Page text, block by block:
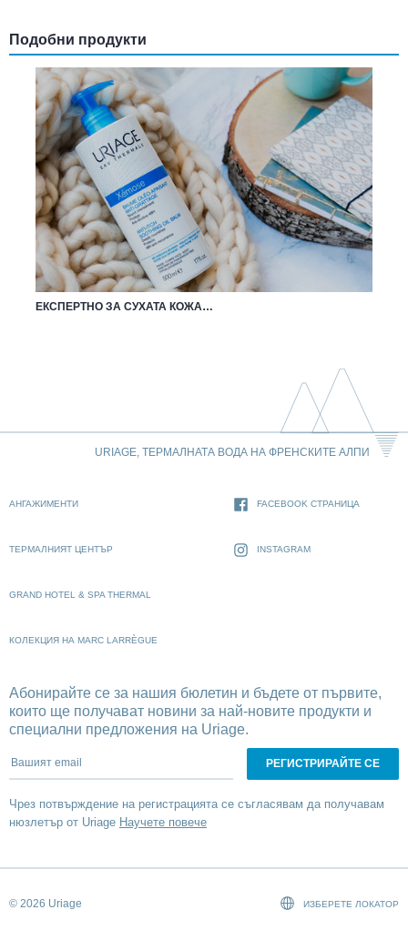
Подобни продукти
ЕКСПЕРТНО ЗА СУХАТА КОЖА…
URIAGE, ТЕРМАЛНАТА ВОДА НА ФРЕНСКИТЕ АЛПИ
АНГАЖИМЕНТИ
ТЕРМАЛНИЯТ ЦЕНТЪР
GRAND HOTEL & SPA THERMAL
КОЛЕКЦИЯ НА MARC LARRÈGUE
FACEBOOK СТРАНИЦА
INSTAGRAM
Абонирайте се за нашия бюлетин и бъдете от първите,
които ще получават новини за най-новите продукти и
специални предложения на Uriage.
Вашият email
Чрез потвърждение на регистрацията се съгласявам да получавам
нюзлетър от Uriage Научете повече
© 2026 Uriage ИЗБЕРЕТЕ ЛОКАТОР